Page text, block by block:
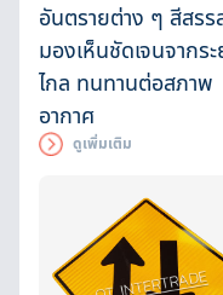
อันตรายต่าง ๆ สีสรร
มองเห็นชัดเจนจากระ
ไกล ทนทานต่อสภาพ
อากาศ
ดูเพิ่มเติม